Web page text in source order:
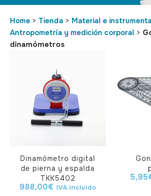
Home > Tienda > Material e
Antropometría y medición corporal >
dinamómetros
Dinamómetro digital
de pierna y espalda
TKK5402
988,00€ IVA incluido
5,95